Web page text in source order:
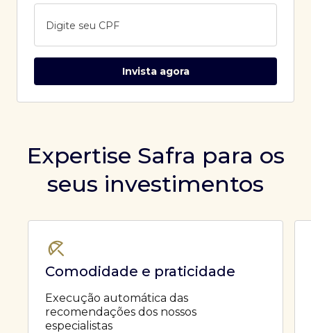
Digite seu CPF
Invista agora
Expertise Safra para os
seus investimentos
Comodidade e praticidade
Execução automática das
recomendações dos nossos
especialistas